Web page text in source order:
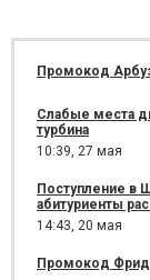
Промокод
Слабые места
турбина
10:39, 27 мая
Поступление в
абитуриенты
14:43, 20 мая
Промокод